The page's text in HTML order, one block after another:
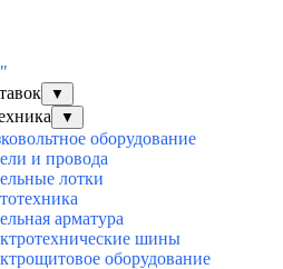
▼
▼
оборудование
и провода
лотки
арматура
шины
оборудование